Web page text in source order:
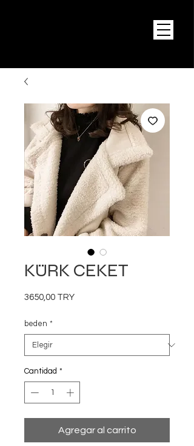
KÜRK CEKET
3650,00 TRYPrecio
beden *
Cantidad *
Agregar al carrito